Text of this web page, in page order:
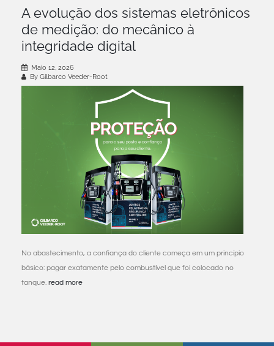
A evolução dos sistemas eletrônicos
de medição: do mecânico à
integridade digital
Maio 12, 2026
By Gilbarco Veeder-Root
No abastecimento, a confiança do cliente começa em um princípio
básico: pagar exatamente pelo combustível que foi colocado no
tanque. read more